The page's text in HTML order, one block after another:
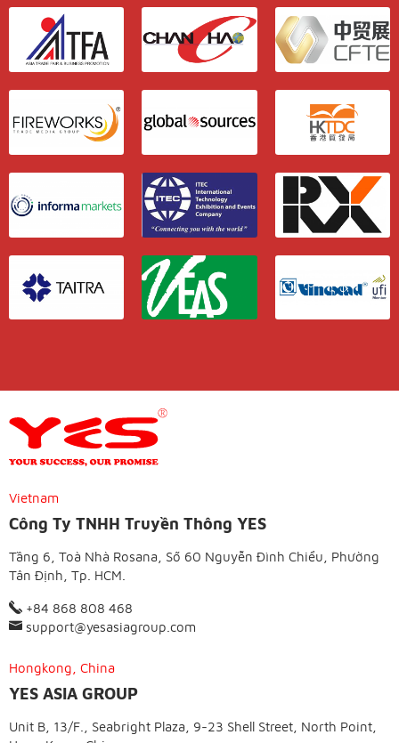
Vietnam
Công Ty TNHH Truyền Thông YES
Tầng 6, Toà Nhà Rosana, Số 60 Nguyễn Đình Chiểu, Phường
Tân Định, Tp. HCM.
+84 868 808 468
support@yesasiagroup.com
Hongkong, China
YES ASIA GROUP
Unit B, 13/F., Seabright Plaza, 9-23 Shell Street, North Point,